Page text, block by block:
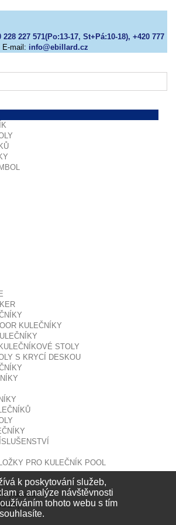
228 227 571(Po:13-17, St+Pá:10-18), +420 777
E-mail: info@ebillard.cz
KULEČNÍKY
STOLY
S KRYCÍ DESKOU
PRO KULEČNÍK POOL
Pyramida
k poskytování služeb,
a analýze návštěvnosti
tohoto webu s tím
souhlasíte.